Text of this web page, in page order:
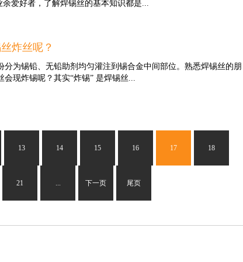
干净的布擦拭干燥。这样可以确保焊锡丝的良好导电性和熔化性
的焊锡丝，以确保焊接点的精度和细致度。而在焊接较大的金属
爱好者，了解焊锡丝的基本知识都是...
0.8毫米到1.2毫米。焊锡丝的主要成分是锡，而添加的合金元素则
的合金元素包括铅、银、铜等。这些合金的添加可以改善焊接的
主要用途是进行电子元器件的焊接。在电子行业中，焊锡丝被广
用适当的焊接温度和加热时间，避免过度加热或过快加热，以免损
时，需要注意自身的安全。确保在通风良好的环境下工作，以避免
炸丝呢？
为锡铅、无铅助剂均匀灌注到锡合金中间部位。熟悉焊锡丝的朋
现炸锡呢？其实“炸锡” 是焊锡丝...
锡丝（锡线）或线路板因保管不周或不妥而受潮附有水份在表面，
正的解决问题所在。锡线的结构是锡在外面，锡线内有一小管道是
13 14 15 16 17 18
21 ... 下一页 尾页